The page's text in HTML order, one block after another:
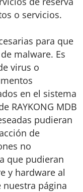
o servicios.
para que
malware. Es
virus o
en el sistema
RAYKONG MDB
pudieran
de
no
que pudieran
y hardware al
página